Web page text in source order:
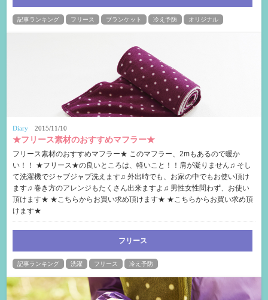
記事ランキング フリース ブランケット 冷え予防 オリジナル
Diary 2015/11/10
★フリース素材のおすすめマフラー★
フリース素材のおすすめマフラー★ このマフラー、2mもあるので暖か
い！！ ★フリース★の良いところは、軽いこと！！肩が凝りません♫ そし
て洗濯機でジャブジャブ洗えます♫ 外出時でも、お家の中でもお使い頂け
ます♫ 巻き方のアレンジもたくさん出来ますよ♫ 男性女性問わず、お使い
頂けます★ ★こちらからお買い求め頂けます★ ★こちらからお買い求め頂
けます★
フリース
記事ランキング 洗濯 フリース 冷え予防